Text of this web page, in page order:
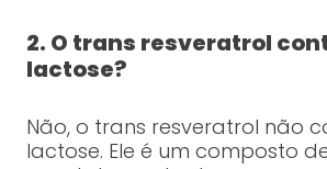
2. O trans resveratrol
lactose?
Não, o trans resveratrol não
lactose. Ele é um composto